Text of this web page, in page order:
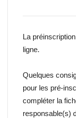
La
ligne.
Quelques
pour les pré-
compléter la
responsable(s)